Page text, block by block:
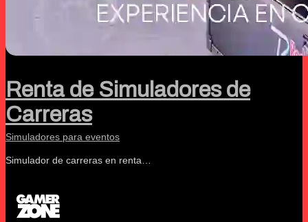
Renta de Simuladores de
Carreras
Simuladores para eventos
Simulador de carreras en renta…